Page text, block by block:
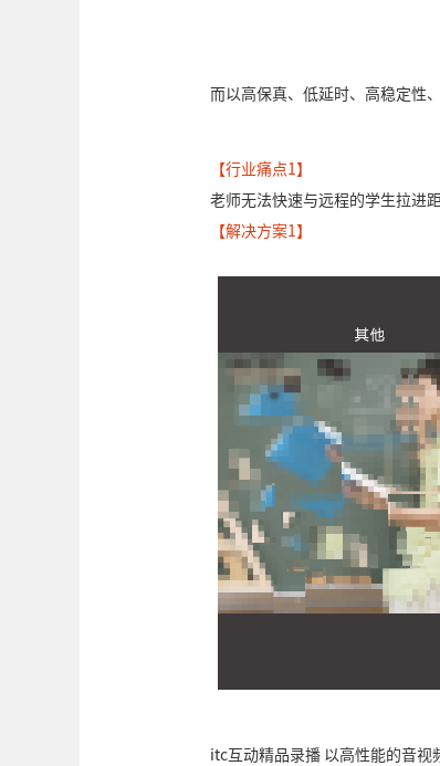
而以高保真、低延时、高稳定性
【行业痛点1】
老师无法快速与远程的学生拉进
【解决方案1】
itc互动精品录播 以高性能的音